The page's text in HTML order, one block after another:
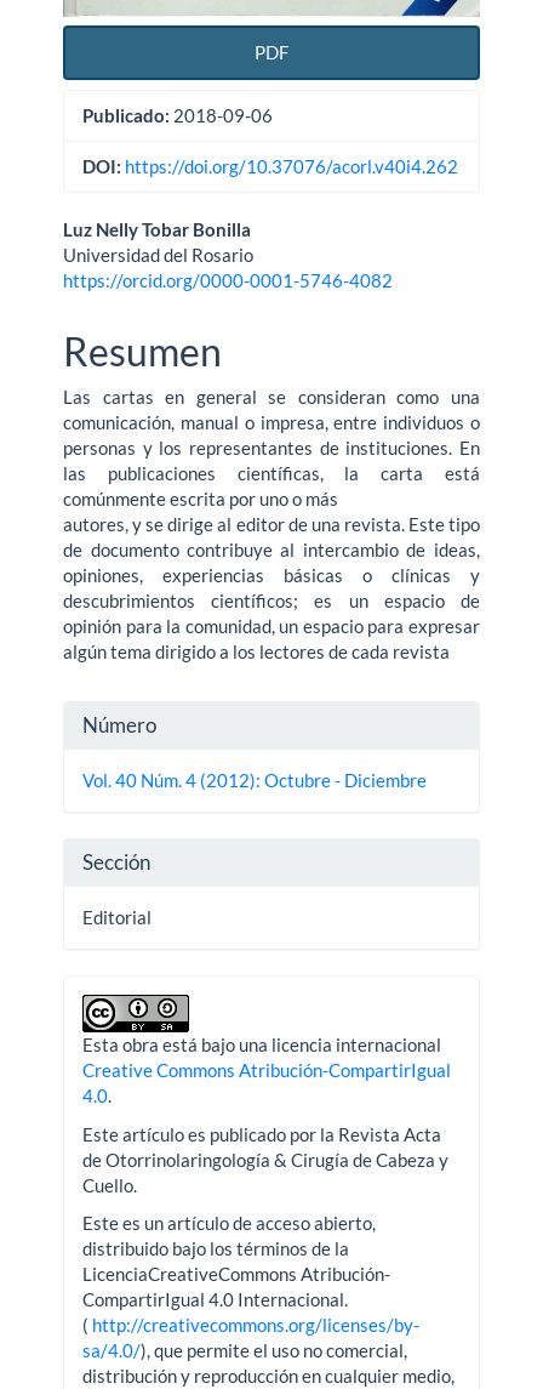
PDF
Publicado: 2018-09-06
DOI: https://doi.org/10.37076/acorl.v40i4.262
Contenido
principal
artículo
Luz Nelly Tobar Bonilla
Universidad del Rosario
https://orcid.org/0000-0001-5746-4082
Resumen
Las cartas en general se consideran como una
comunicación, manual o impresa, entre individuos o
personas y los representantes de instituciones. En
las publicaciones científicas, la carta está
comúnmente escrita por uno o más
autores, y se dirige al editor de una revista. Este tipo
de documento contribuye al intercambio de ideas,
opiniones, experiencias básicas o clínicas y
descubrimientos científicos; es un espacio de
opinión para la comunidad, un espacio para expresar
algún tema dirigido a los lectores de cada revista
Detalles
del
Número
Vol. 40 Núm. 4 (2012): Octubre - Diciembre
Sección
Editorial
Esta obra está bajo una licencia internacional
Creative Commons Atribución-CompartirIgual
4.0.
Este artículo es publicado por la Revista Acta
de Otorrinolaringología & Cirugía de Cabeza y
Cuello.
Este es un artículo de acceso abierto,
distribuido bajo los términos de la
LicenciaCreativeCommons Atribución-
CompartirIgual 4.0 Internacional.
( http://creativecommons.org/licenses/by-
sa/4.0/), que permite el uso no comercial,
distribución y reproducción en cualquier medio,